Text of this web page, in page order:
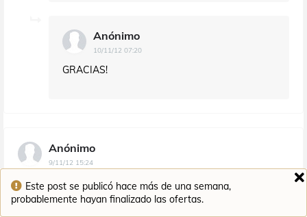
Este post se publicó hace más de una semana,
probablemente hayan finalizado las ofertas.
Anónimo
10/11/12 07:20
GRACIAS!
Anónimo
9/11/12 15:24
yo compre este por si les interesa y anda bastante bien